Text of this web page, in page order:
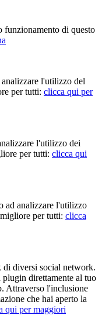
funzionamento di questo
l'utilizzo del
per tutti: clicca qui per
l'utilizzo dei
per tutti: clicca qui
ad analizzare l'utilizzo
per tutti: clicca
di diversi social network.
direttamente al tuo
Attraverso l'inclusione
che hai aperto la
qui per maggiori